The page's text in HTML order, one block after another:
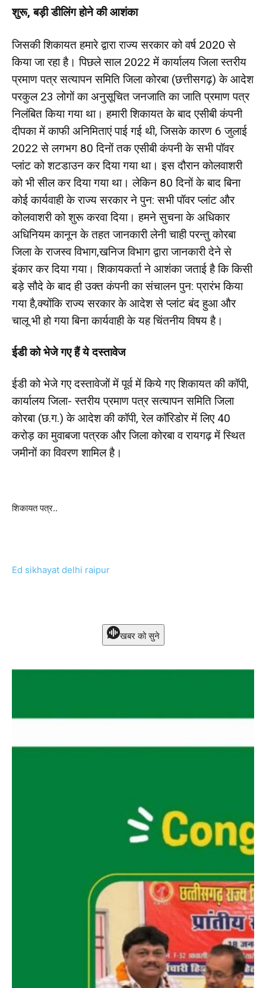
शुरू, बड़ी डीलिंग होने की आशंका
जिसकी शिकायत हमारे द्वारा राज्य सरकार को वर्ष 2020 से
किया जा रहा है। पिछले साल 2022 में कार्यालय जिला स्तरीय
प्रमाण पत्र सत्यापन समिति जिला कोरबा (छत्तीसगढ़) के आदेश
परकुल 23 लोगों का अनुसूचित जनजाति का जाति प्रमाण पत्र
निलंबित किया गया था। हमारी शिकायत के बाद एसीबी कंपनी
दीपका में काफी अनिमिताएं पाई गई थी, जिसके कारण 6 जुलाई
2022 से लगभग 80 दिनों तक एसीबी कंपनी के सभी पॉवर
प्लांट को शटडाउन कर दिया गया था। इस दौरान कोलवाशरी
को भी सील कर दिया गया था। लेकिन 80 दिनों के बाद बिना
कोई कार्यवाही के राज्य सरकार ने पुन: सभी पॉवर प्लांट और
कोलवाशरी को शुरू करवा दिया। हमने सुचना के अधिकार
अधिनियम कानून के तहत जानकारी लेनी चाही परन्तु कोरबा
जिला के राजस्व विभाग,खनिज विभाग द्वारा जानकारी देने से
इंकार कर दिया गया। शिकायकर्ता ने आशंका जताई है कि किसी
बड़े सौदे के बाद ही उक्त कंपनी का संचालन पुन: प्रारंभ किया
गया है,क्योंकि राज्य सरकार के आदेश से प्लांट बंद हुआ और
चालू भी हो गया बिना कार्यवाही के यह चिंतनीय विषय है।
ईडी को भेजे गए हैं ये दस्तावेज
ईडी को भेजे गए दस्तावेजों में पूर्व में किये गए शिकायत की कॉपी,
कार्यालय जिला- स्तरीय प्रमाण पत्र सत्यापन समिति जिला
कोरबा (छ.ग.) के आदेश की कॉपी, रेल कॉरिडोर में लिए 40
करोड़ का मुवाबजा पत्रक और जिला कोरबा व रायगढ़ में स्थित
जमीनों का विवरण शामिल है।
शिकायत पत्र..
Ed sikhayat delhi raipur
खबर को सुने